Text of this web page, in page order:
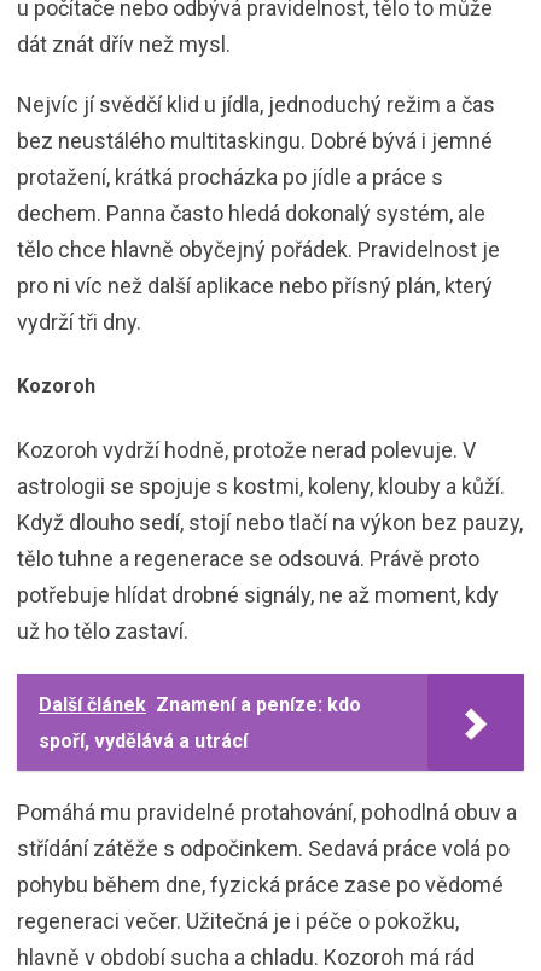
u počítače nebo odbývá pravidelnost, tělo to může
dát znát dřív než mysl.
Nejvíc jí svědčí klid u jídla, jednoduchý režim a čas
bez neustálého multitaskingu. Dobré bývá i jemné
protažení, krátká procházka po jídle a práce s
dechem. Panna často hledá dokonalý systém, ale
tělo chce hlavně obyčejný pořádek. Pravidelnost je
pro ni víc než další aplikace nebo přísný plán, který
vydrží tři dny.
Kozoroh
Kozoroh vydrží hodně, protože nerad polevuje. V
astrologii se spojuje s kostmi, koleny, klouby a kůží.
Když dlouho sedí, stojí nebo tlačí na výkon bez pauzy,
tělo tuhne a regenerace se odsouvá. Právě proto
potřebuje hlídat drobné signály, ne až moment, kdy
už ho tělo zastaví.
Další článek Znamení a peníze: kdo
spoří, vydělává a utrácí
Pomáhá mu pravidelné protahování, pohodlná obuv a
střídání zátěže s odpočinkem. Sedavá práce volá po
pohybu během dne, fyzická práce zase po vědomé
regeneraci večer. Užitečná je i péče o pokožku,
hlavně v období sucha a chladu. Kozoroh má rád